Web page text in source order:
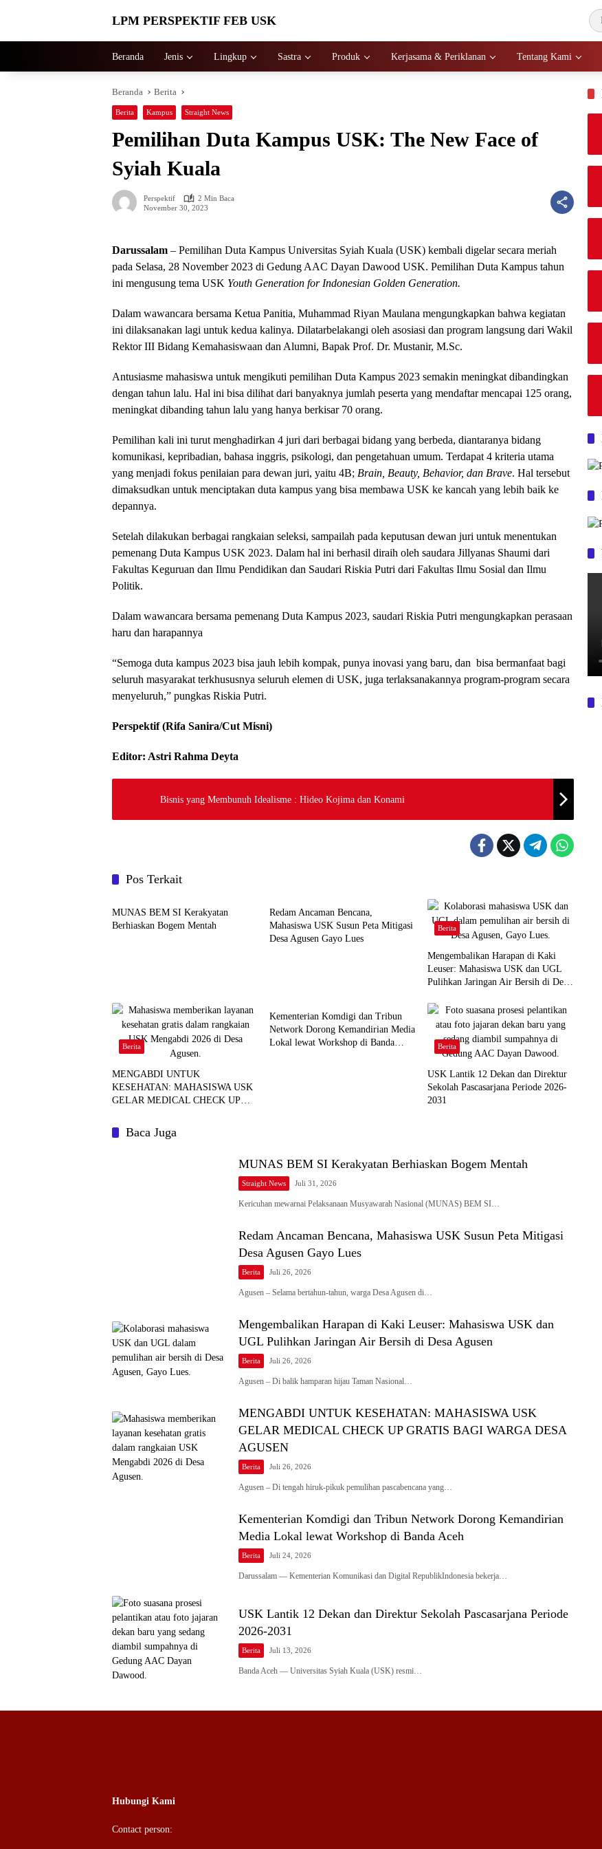
LPM PERSPEKTIF FEB USK
Beranda Jenis Lingkup Sastra Produk Kerjasama & Periklanan Tentang Kami
Beranda Berita
Berita Kampus Straight News
Pemilihan Duta Kampus USK: The New Face of
Syiah Kuala
Perspektif
2 Min Baca
November 30, 2023
Darussalam – Pemilihan Duta Kampus Universitas Syiah Kuala (USK) kembali digelar secara meriah
pada Selasa, 28 November 2023 di Gedung AAC Dayan Dawood USK. Pemilihan Duta Kampus tahun
ini mengusung tema USK Youth Generation for Indonesian Golden Generation.
Dalam wawancara bersama Ketua Panitia, Muhammad Riyan Maulana mengungkapkan bahwa kegiatan
ini dilaksanakan lagi untuk kedua kalinya. Dilatarbelakangi oleh asosiasi dan program langsung dari Wakil
Rektor III Bidang Kemahasiswaan dan Alumni, Bapak Prof. Dr. Mustanir, M.Sc.
Antusiasme mahasiswa untuk mengikuti pemilihan Duta Kampus 2023 semakin meningkat dibandingkan
dengan tahun lalu. Hal ini bisa dilihat dari banyaknya jumlah peserta yang mendaftar mencapai 125 orang,
meningkat dibanding tahun lalu yang hanya berkisar 70 orang.
Pemilihan kali ini turut menghadirkan 4 juri dari berbagai bidang yang berbeda, diantaranya bidang
komunikasi, kepribadian, bahasa inggris, psikologi, dan pengetahuan umum. Terdapat 4 kriteria utama
yang menjadi fokus penilaian para dewan juri, yaitu 4B; Brain, Beauty, Behavior, dan Brave. Hal tersebut
dimaksudkan untuk menciptakan duta kampus yang bisa membawa USK ke kancah yang lebih baik ke
depannya.
Setelah dilakukan berbagai rangkaian seleksi, sampailah pada keputusan dewan juri untuk menentukan
pemenang Duta Kampus USK 2023. Dalam hal ini berhasil diraih oleh saudara Jillyanas Shaumi dari
Fakultas Keguruan dan Ilmu Pendidikan dan Saudari Riskia Putri dari Fakultas Ilmu Sosial dan Ilmu
Politik.
Dalam wawancara bersama pemenang Duta Kampus 2023, saudari Riskia Putri mengungkapkan perasaan
haru dan harapannya
“Semoga duta kampus 2023 bisa jauh lebih kompak, punya inovasi yang baru, dan bisa bermanfaat bagi
seluruh masyarakat terkhususnya seluruh elemen di USK, juga terlaksanakannya program-program secara
menyeluruh,” pungkas Riskia Putri.
Perspektif (Rifa Sanira/Cut Misni)
Editor: Astri Rahma Deyta
Bisnis yang Membunuh Idealisme : Hideo Kojima dan Konami
Pos Terkait
Straight News
MUNAS BEM SI Kerakyatan
Berhiaskan Bogem Mentah
Redam Ancaman Bencana,
Mahasiswa USK Susun Peta Mitigasi
Desa Agusen Gayo Lues
Berita
Mengembalikan Harapan di Kaki
Leuser: Mahasiswa USK dan UGL
Pulihkan Jaringan Air Bersih di Desa
Berita
MENGABDI UNTUK
KESEHATAN: MAHASISWA USK
GELAR MEDICAL CHECK UP
AGUSEN
Kementerian Komdigi dan Tribun
Network Dorong Kemandirian Media
Lokal lewat Workshop di Banda
Berita
USK Lantik 12 Dekan dan Direktur
Sekolah Pascasarjana Periode 2026-
2031
Baca Juga
MUNAS BEM SI Kerakyatan Berhiaskan Bogem Mentah
Straight News Juli 31, 2026
Kericuhan mewarnai Pelaksanaan Musyawarah Nasional (MUNAS) BEM SI…
Redam Ancaman Bencana, Mahasiswa USK Susun Peta Mitigasi
Desa Agusen Gayo Lues
Berita Juli 26, 2026
Agusen – Selama bertahun-tahun, warga Desa Agusen di…
Mengembalikan Harapan di Kaki Leuser: Mahasiswa USK dan
UGL Pulihkan Jaringan Air Bersih di Desa Agusen
Berita Juli 26, 2026
Agusen – Di balik hamparan hijau Taman Nasional…
MENGABDI UNTUK KESEHATAN: MAHASISWA USK
GELAR MEDICAL CHECK UP GRATIS BAGI WARGA DESA
AGUSEN
Berita Juli 26, 2026
Agusen – Di tengah hiruk-pikuk pemulihan pascabencana yang…
Kementerian Komdigi dan Tribun Network Dorong Kemandirian
Media Lokal lewat Workshop di Banda Aceh
Berita Juli 24, 2026
Darussalam — Kementerian Komunikasi dan Digital RepublikIndonesia bekerja…
USK Lantik 12 Dekan dan Direktur Sekolah Pascasarjana Periode
2026-2031
Berita Juli 13, 2026
Banda Aceh — Universitas Syiah Kuala (USK) resmi…
Hubungi Kami
Contact person: